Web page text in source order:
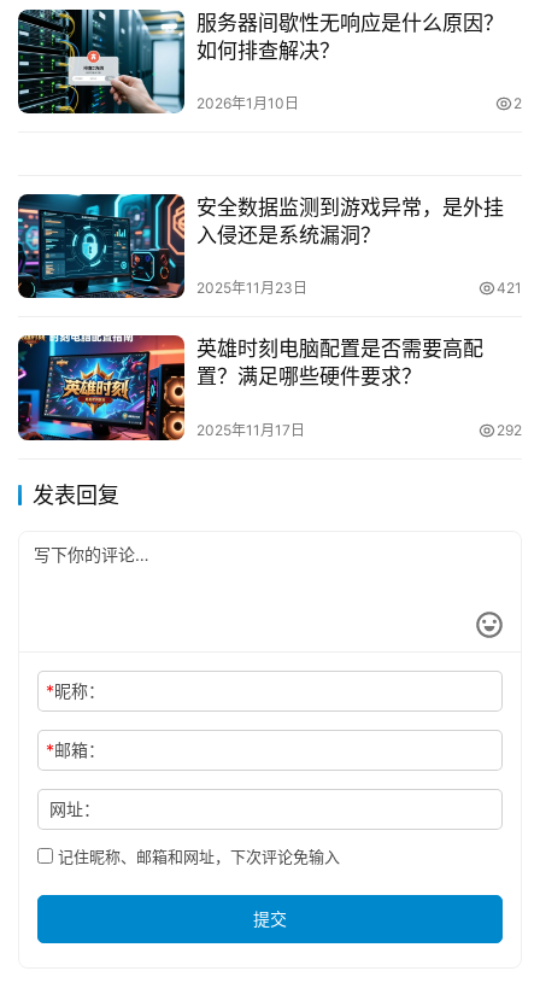
服务器间歇性无响应是什么原因？
如何排查解决？
2026年1月10日 2
安全数据监测到游戏异常，是外挂
入侵还是系统漏洞？
2025年11月23日 421
英雄时刻电脑配置是否需要高配
置？满足哪些硬件要求？
2025年11月17日 292
发表回复
*昵称：
*邮箱：
网址：
记住昵称、邮箱和网址，下次评论免输入
提交